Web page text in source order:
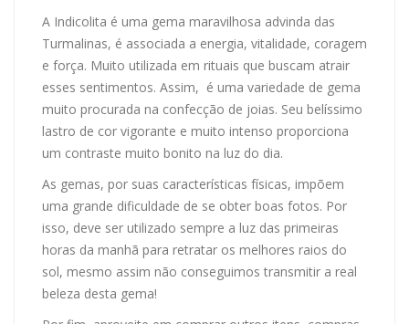
A Indicolita é uma gema maravilhosa advinda das
Turmalinas, é associada a energia, vitalidade, coragem
e força. Muito utilizada em rituais que buscam atrair
esses sentimentos. Assim, é uma variedade de gema
muito procurada na confecção de joias. Seu belíssimo
lastro de cor vigorante e muito intenso proporciona
um contraste muito bonito na luz do dia.
As gemas, por suas características físicas, impõem
uma grande dificuldade de se obter boas fotos. Por
isso, deve ser utilizado sempre a luz das primeiras
horas da manhã para retratar os melhores raios do
sol, mesmo assim não conseguimos transmitir a real
beleza desta gema!